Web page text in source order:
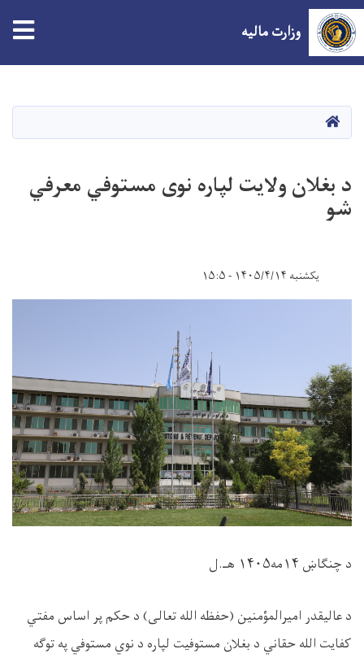
content
وزارت مالیه
صفحه اصلی
د بغلان ولایت لپاره نوی مستوفي معرفي
شو
یکشنبه ۱۴۰۵/۴/۱۴ - ۱۵:۵
د چنګاښ ۱۴مه۱۴۰۵ هـ.ل
د عاليقدر امیرالمؤمنین (حفظه الله تعالی) د حکم پر اساس مفتي
کفایت الله حقاني د بغلان مستوفیت لپاره د نوي مستوفي په توګه